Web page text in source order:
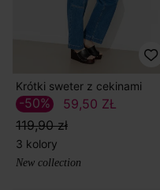
Krótki sweter z cekinami
59,50 ZŁ
119,90 zł
-50%
3 kolory
New collection